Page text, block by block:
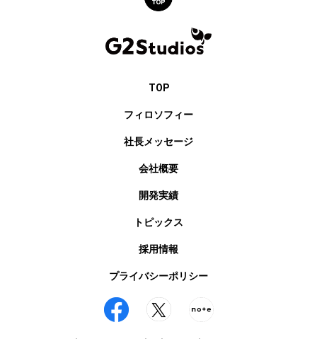
TOP
フィロソフィー
社長メッセージ
会社概要
開発実績
トピックス
採用情報
プライバシーポリシー